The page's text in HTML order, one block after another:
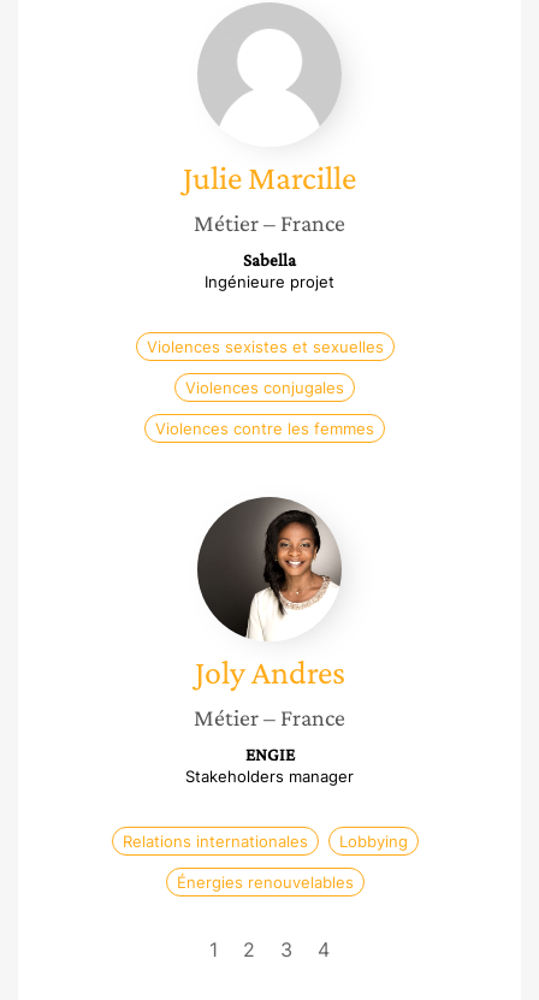
Julie
Marcille
JulieMarcille
Métier– France
Sabella
Ingénieure projet
Violences sexistes et sexuelles
Violences conjugales
Violences contre les femmes
Joly
Andres
JolyAndres
Métier– France
ENGIE
Stakeholders manager
Relations internationales Lobbying
Énergies renouvelables
1 2 3 4